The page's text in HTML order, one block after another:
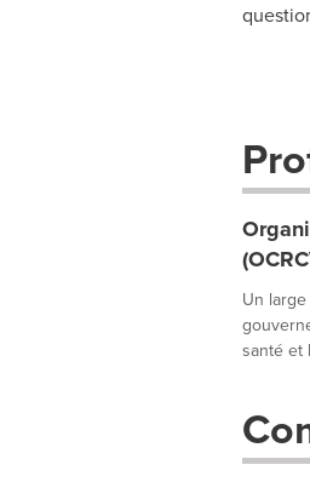
Un
santé et